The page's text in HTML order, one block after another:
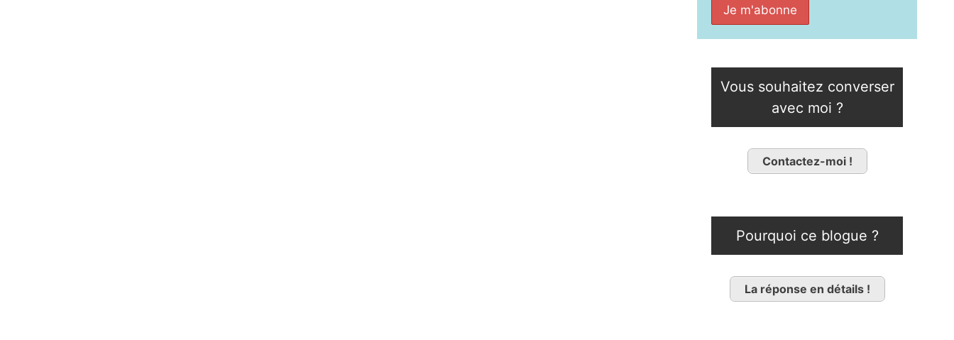
Vous souhaitez converser
avec moi ?
Contactez-moi !
Pourquoi ce blogue ?
La réponse en détails !